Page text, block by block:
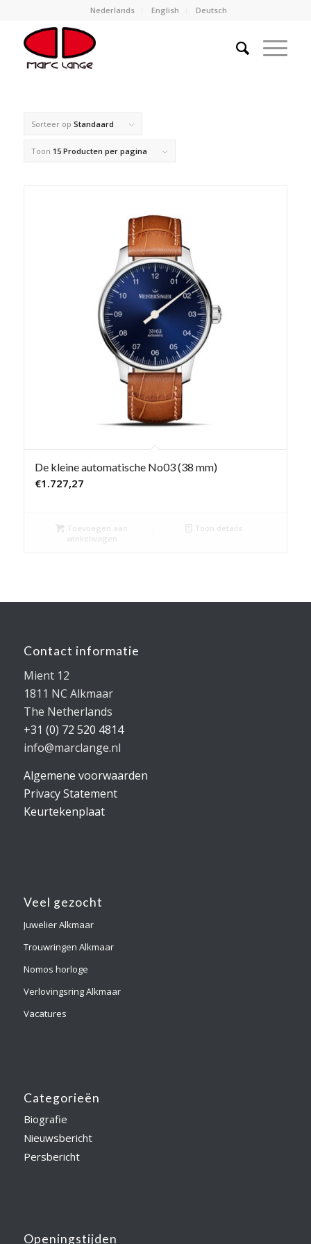
Nederlands English Deutsch
Sorteer op Standaard
Toon 15 Producten per pagina
De kleine automatische No03 (38 mm)
€1.727,27
Toevoegen aan
winkelwagen
Toon details
Contact informatie
Mient 12
1811 NC Alkmaar
The Netherlands
+31 (0) 72 520 4814
info@marclange.nl
Algemene voorwaarden
Privacy Statement
Keurtekenplaat
Veel gezocht
Juwelier Alkmaar
Trouwringen Alkmaar
Nomos horloge
Verlovingsring Alkmaar
Vacatures
Categorieën
Biografie
Nieuwsbericht
Persbericht
Openingstijden